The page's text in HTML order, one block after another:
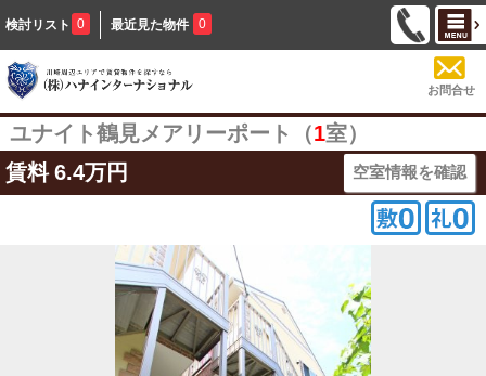
検討リスト 0 最近見た物件 0
お問合せ
ユナイト鶴見メアリーポート（1室）
賃料 6.4万円 空室情報を確認